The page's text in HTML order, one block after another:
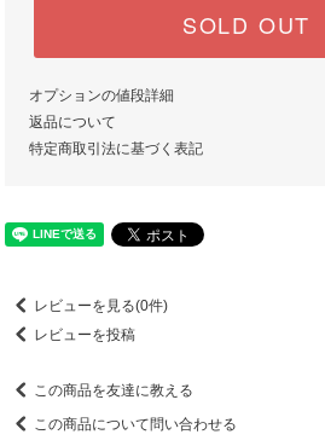
SOLD OUT
オプションの値段詳細
返品について
特定商取引法に基づく表記
レビューを見る(0件)
レビューを投稿
この商品を友達に教える
この商品について問い合わせる